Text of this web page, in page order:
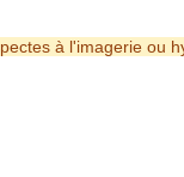
à l'imagerie ou